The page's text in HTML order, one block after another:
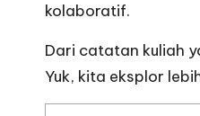
kolaboratif.
Dari catatan kuliah
Yuk, kita eksplor